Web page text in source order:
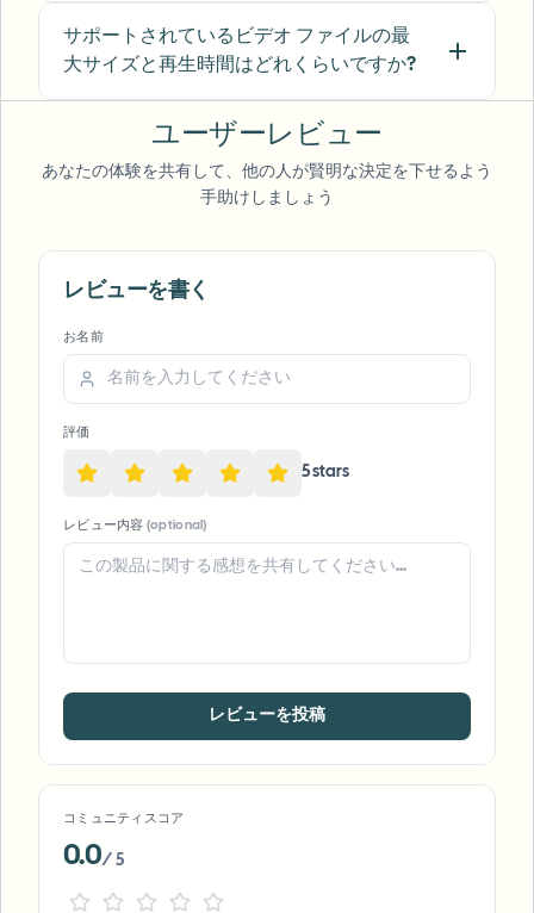
MC
Michael Chen
Marketing Director •TechStart Inc.
サポートされているビデオ ファイルの最
大サイズと再生時間はどれくらいですか?
Voice Anon
ユーザーレビュー
あなたの体験を共有して、他の人が賢明な決定を下せるよう
手助けしましょう
レビューを書く
お名前
評価
5stars
レビュー内容 (optional)
レビューを投稿
コミュニティスコア
0.0/ 5